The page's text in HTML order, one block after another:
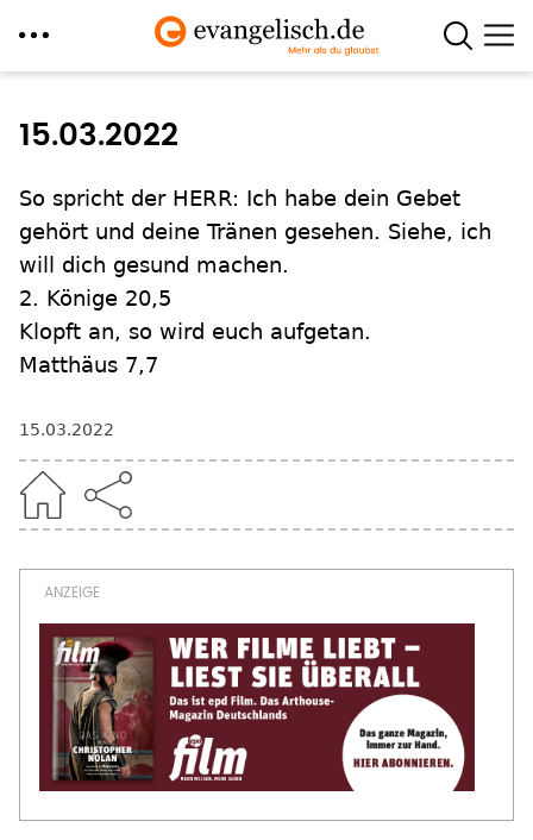
zum
15.03.2022
So spricht der HERR: Ich habe dein Gebet
gehört und deine Tränen gesehen. Siehe, ich
will dich gesund machen.
2. Könige 20,5
Klopft an, so wird euch aufgetan.
Matthäus 7,7
15.03.2022